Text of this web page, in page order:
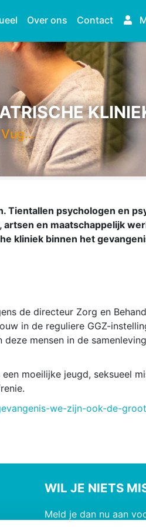
Over ons Contact
Vug…
Tientallen psychologen en
en maatschappelijk
kliniek binnen het
de directeur Zorg en
in de reguliere GGZ-
mensen in de
moeilijke jeugd, seksueel
we-zijn-ook-de-
WIL JE NIETS
Meld je dan nu aan